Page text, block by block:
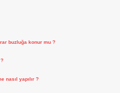
buzluğa konur mu ?
nasıl yapılır ?